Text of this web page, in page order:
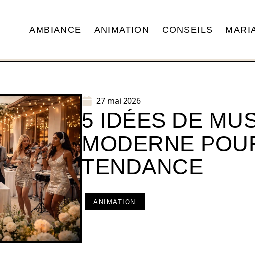
AMBIANCE ANIMATION CONSEILS
27 mai 2026
5 IDÉES DE
MODERNE
TENDANCE
ANIMATION